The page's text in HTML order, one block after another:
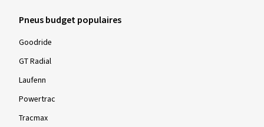
Pneus budget populaires
Goodride
GT Radial
Laufenn
Powertrac
Tracmax